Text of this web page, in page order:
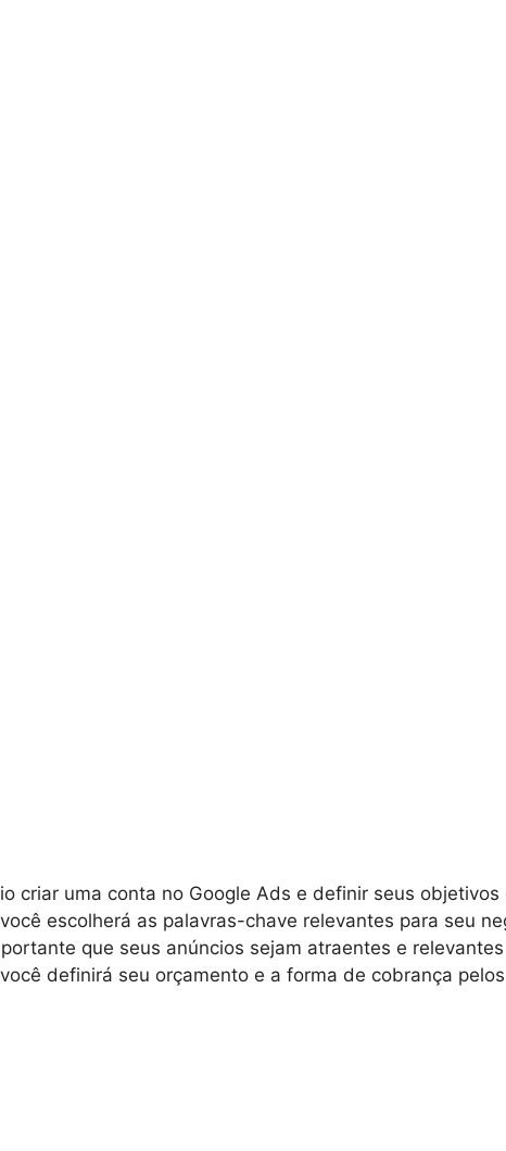
criar uma conta no Google Ads e definir seus objetivos
escolherá as palavras-chave relevantes para seu
que seus anúncios sejam atraentes e
definirá seu orçamento e a forma de cobrança